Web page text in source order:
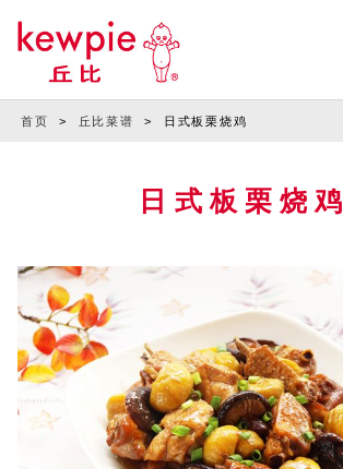
首页 > 丘比菜谱 > 日式板栗烧鸡
日式板栗烧鸡